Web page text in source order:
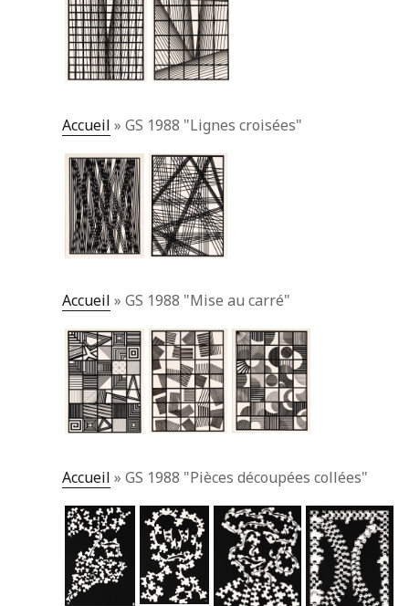
Accueil »GS 1988 "Lignes croisées"
Accueil »GS 1988 "Mise au carré"
Accueil »GS 1988 "Pièces découpées collées"